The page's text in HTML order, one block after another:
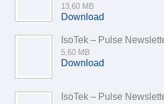
13,60 MB
Download
IsoTek – Pulse
5,60 MB
Download
IsoTek – Pulse